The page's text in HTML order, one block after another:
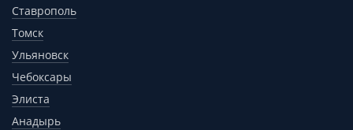
Ставрополь
Томск
Ульяновск
Чебоксары
Элиста
Анадырь